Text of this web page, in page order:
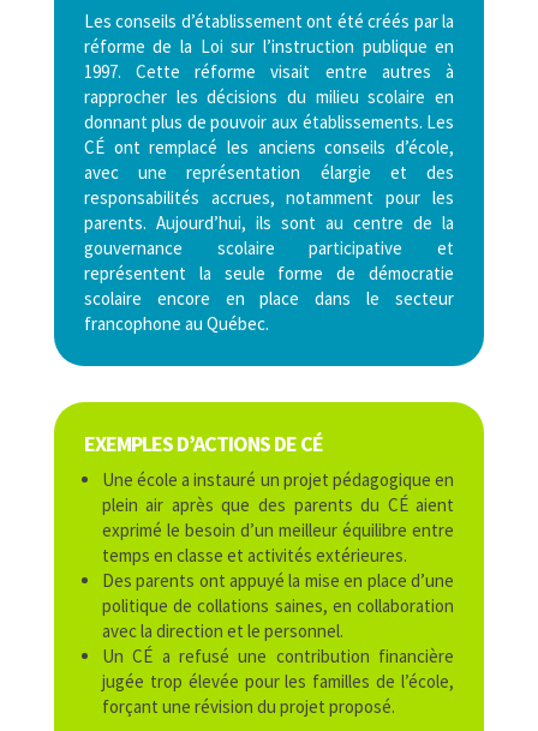
Les conseils d’établissement ont été créés par la
réforme de la Loi sur l’instruction publique en
1997. Cette réforme visait entre autres à
rapprocher les décisions du milieu scolaire en
donnant plus de pouvoir aux établissements. Les
CÉ ont remplacé les anciens conseils d’école,
avec une représentation élargie et des
responsabilités accrues, notamment pour les
parents. Aujourd’hui, ils sont au centre de la
gouvernance scolaire participative et
représentent la seule forme de démocratie
scolaire encore en place dans le secteur
francophone au Québec.
EXEMPLES D’ACTIONS DE CÉ
Une école a instauré un projet pédagogique en
plein air après que des parents du CÉ aient
exprimé le besoin d’un meilleur équilibre entre
temps en classe et activités extérieures.
Des parents ont appuyé la mise en place d’une
politique de collations saines, en collaboration
avec la direction et le personnel.
Un CÉ a refusé une contribution financière
jugée trop élevée pour les familles de l’école,
forçant une révision du projet proposé.